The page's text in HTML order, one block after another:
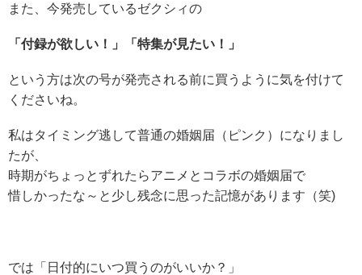
また、今発売しているゼクシィの
「付録が欲しい！」「特集が見たい！」
という方は次の号が発売される前に買うように気を付けて
くださいね。
私はタイミング逃して普通の婚姻届（ピンク）になりまし
たが、
時期がちょっとずれたらアニメとコラボの婚姻届で
惜しかったな～と少し残念に思った記憶があります（笑)
では「日付的にいつ買うのがいいか？」